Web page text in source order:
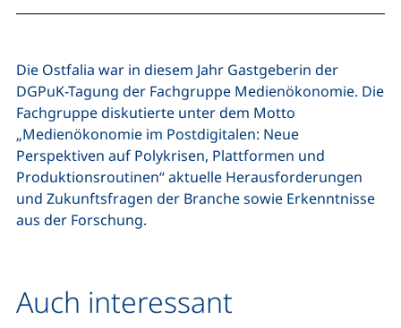
Die Ostfalia war in diesem Jahr Gastgeberin der
DGPuK-Tagung der Fachgruppe Medienökonomie. Die
Fachgruppe diskutierte unter dem Motto
„Medienökonomie im Postdigitalen: Neue
Perspektiven auf Polykrisen, Plattformen und
Produktionsroutinen“ aktuelle Herausforderungen
und Zukunftsfragen der Branche sowie Erkenntnisse
aus der Forschung.
Auch interessant